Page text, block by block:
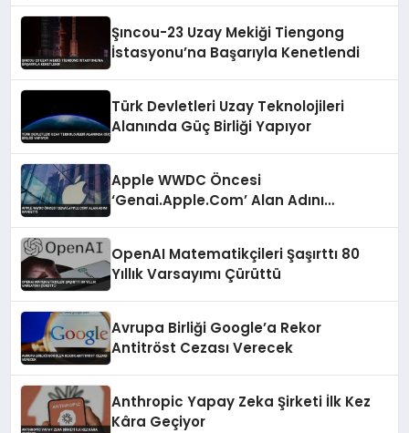
Şıncou-23 Uzay Mekiği Tiengong
İstasyonu’na Başarıyla Kenetlendi
Türk Devletleri Uzay Teknolojileri
Alanında Güç Birliği Yapıyor
Apple WWDC Öncesi
‘Genai.Apple.Com’ Alan Adını
OpenAI Matematikçileri Şaşırttı 80
Yıllık Varsayımı Çürüttü
Avrupa Birliği Google’a Rekor
Antitröst Cezası Verecek
Anthropic Yapay Zeka Şirketi İlk Kez
Kâra Geçiyor